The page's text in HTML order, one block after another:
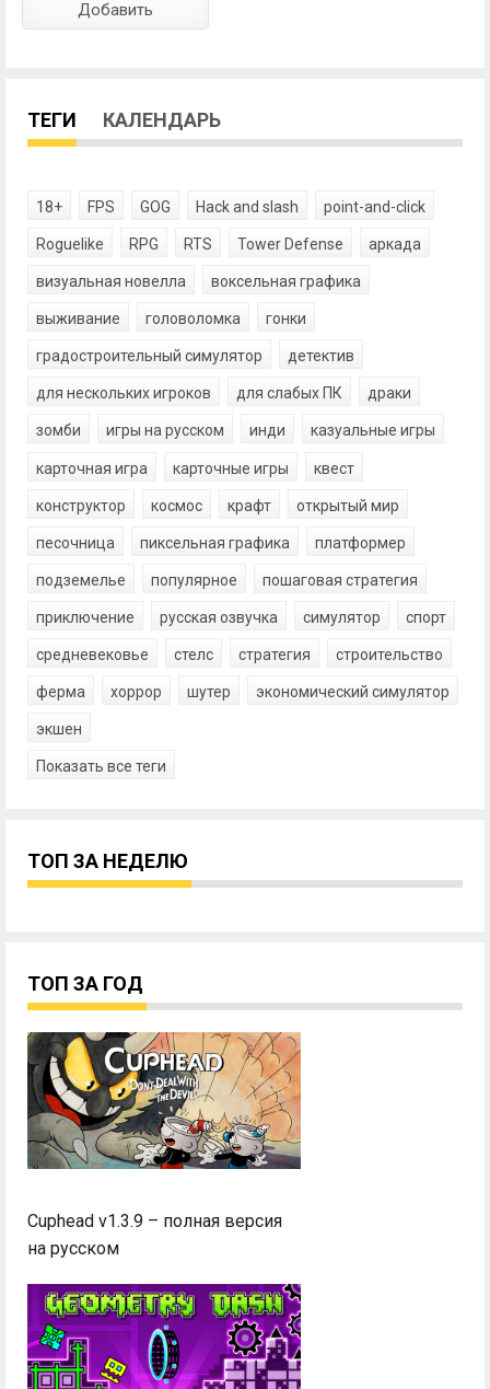
ТЕГИ КАЛЕНДАРЬ
18+ FPS GOG Hack and slash point-and-click
Roguelike RPG RTS Tower Defense аркада
визуальная новелла воксельная графика
выживание головоломка гонки
градостроительный симулятор детектив
для нескольких игроков для слабых ПК драки
зомби игры на русском инди казуальные игры
карточная игра карточные игры квест
конструктор космос крафт открытый мир
песочница пиксельная графика платформер
подземелье популярное пошаговая стратегия
приключение русская озвучка симулятор спорт
средневековье стелс стратегия строительство
ферма хоррор шутер экономический симулятор
экшен
Показать все теги
ТОП ЗА НЕДЕЛЮ
ТОП ЗА ГОД
Cuphead v1.3.9 – полная версия
на русском